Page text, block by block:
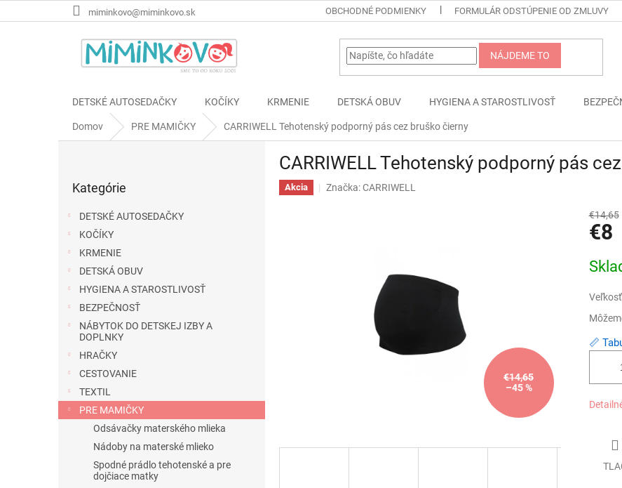
na
miminkovo@miminkovo.sk OBCHODNÉ PODMIENKY FORMULÁR ODSTÚPENIE OD ZMLUVY
NÁJDEME TO
DETSKÉ AUTOSEDAČKY KOČÍKY KRMENIE DETSKÁ OBUV HYGIENA A STAROSTLIVOSŤ
Domov PRE MAMIČKY CARRIWELL Tehotenský podporný pás cez bruško čierny
kategórie
Kategórie
DETSKÉ AUTOSEDAČKY
KOČÍKY
KRMENIE
DETSKÁ OBUV
HYGIENA A STAROSTLIVOSŤ
BEZPEČNOSŤ
NÁBYTOK DO DETSKEJ IZBY A
DOPLNKY
HRAČKY
CESTOVANIE
TEXTIL
PRE MAMIČKY
Odsávačky materského mlieka
Nádoby na materské mlieko
Spodné prádlo tehotenské a pre
dojčiace matky
CARRIWELL Tehotenský podporný pás
Akcia Značka:CARRIWELL
€14,65
–45 %
€14,65
€8
cena:
Veľkosť
📏